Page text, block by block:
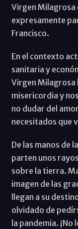
Virgen Milagrosa
expresamente
Francisco.
En el contexto
sanitaria y
Virgen Milagrosa
misericordia y
no dudar del
necesitados que
De las manos de
parten unos
sobre la tierra.
imagen de las
llegan a su
olvidado de
la pandemia.